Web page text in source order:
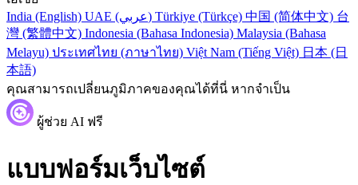
India (English)
UAE (عربي) Türkiye (Türkçe) 中国 (简体中文) 台
灣 (繁體中文) Indonesia (Bahasa Indonesia) Malaysia (Bahasa
Melayu) ประเทศไทย (ภาษาไทย) Việt Nam (Tiếng Việt) 日本 (日
本語)
คุณสามารถเปลี่ยนภูมิภาคของคุณได้ที่นี่ หากจำเป็น
ผู้ช่วย AI ฟรี
แบบฟอร์มเว็บไซต์